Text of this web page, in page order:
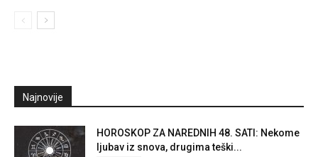
Najnovije
HOROSKOP ZA NAREDNIH 48. SATI: Nekome
ljubav iz snova, drugima teški...